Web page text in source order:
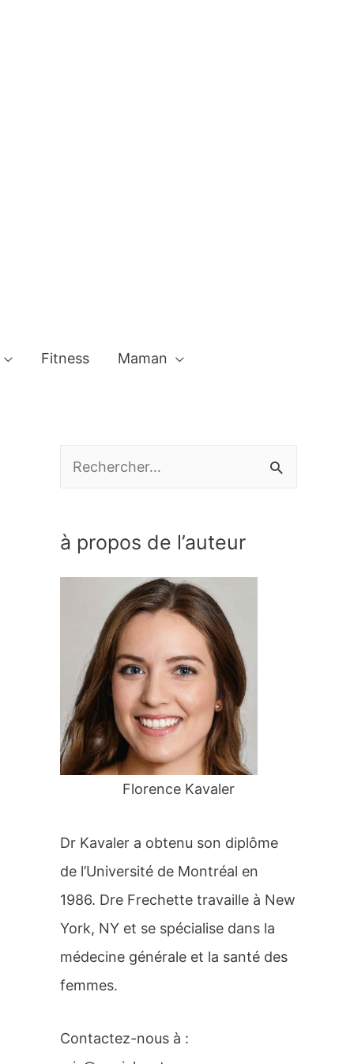
Fitness Maman
h
:
à propos de l’auteur
Florence Kavaler
Dr Kavaler a obtenu son diplôme
de l’Université de Montréal en
1986. Dre Frechette travaille à New
York, NY et se spécialise dans la
médecine générale et la santé des
femmes.
Contactez-nous à :